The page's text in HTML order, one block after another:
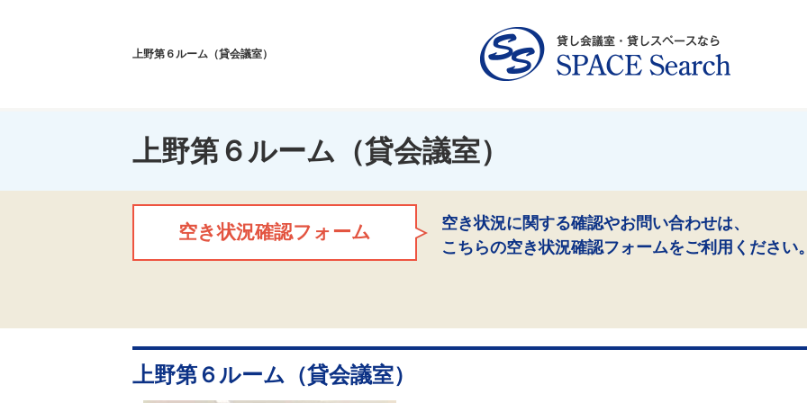
上野第６ルーム（貸会議室）
上野第６ルーム（貸会議室）
空き状況確認フォーム
空き状況に関する確認やお問い合わせは、
こちらの空き状況確認フォームをご利用ください
上野第６ルーム（貸会議室）